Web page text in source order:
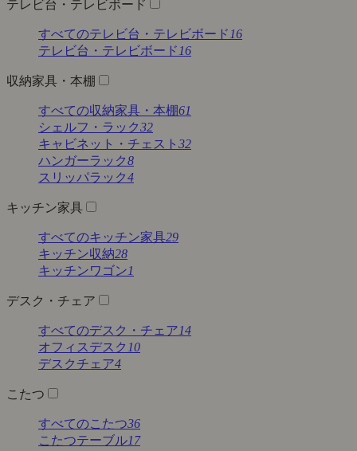
テレビ台・テレビボード
すべてのテレビ台・テレビボード 16
テレビ台・テレビボード 16
収納家具・本棚
すべての収納家具・本棚61
シェルフ・ラック32
キャビネット・チェスト 32
ハンガーラック8
スリッパラック4
キッチン家具
すべてのキッチン家具29
キッチン収納28
キッチンワゴン1
デスク・チェア
すべてのデスク・チェア14
オフィスデスク 10
デスクチェア4
こたつ
すべてのこたつ36
こたつテーブル17